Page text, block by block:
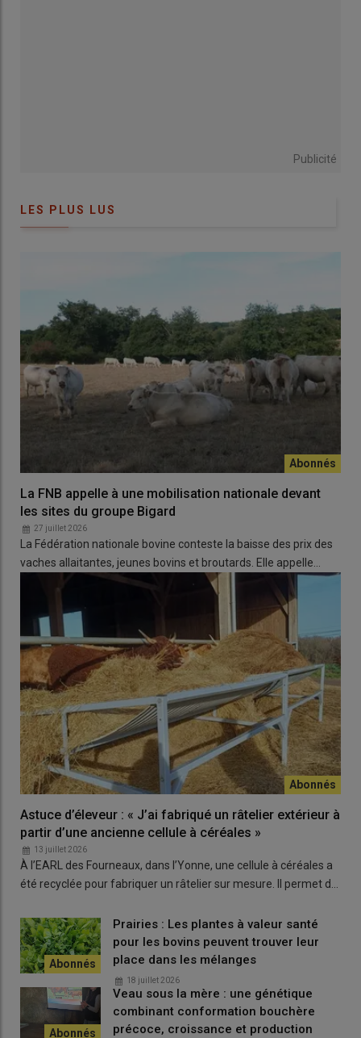
Publicité
LES PLUS LUS
La FNB appelle à une mobilisation nationale devant
les sites du groupe Bigard
27 juillet 2026
La Fédération nationale bovine conteste la baisse des prix des
vaches allaitantes, jeunes bovins et broutards. Elle appelle…
Astuce d’éleveur : « J’ai fabriqué un râtelier extérieur à
partir d’une ancienne cellule à céréales »
13 juillet 2026
À l’EARL des Fourneaux, dans l’Yonne, une cellule à céréales a
été recyclée pour fabriquer un râtelier sur mesure. Il permet d…
Prairies : Les plantes à valeur santé
pour les bovins peuvent trouver leur
place dans les mélanges
18 juillet 2026
Veau sous la mère : une génétique
combinant conformation bouchère
précoce, croissance et production